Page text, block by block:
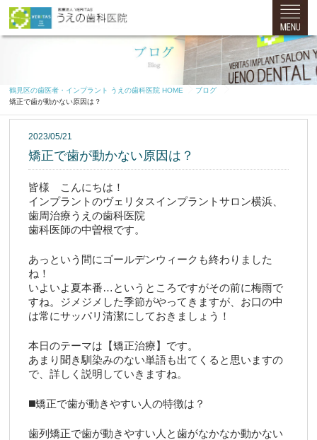
鶴見区の歯医者・インプラント うえの歯科医院 HOME
ブログ
矯正で歯が動かない原因は？
2023/05/21
矯正で歯が動かない原因は？
皆様　こんにちは！
インプラントのヴェリタスインプラントサロン横浜、
歯周治療うえの歯科医院
歯科医師の中曽根です。
あっという間にゴールデンウィークも終わりました
ね！
いよいよ夏本番…というところですがその前に梅雨で
すね。ジメジメした季節がやってきますが、お口の中
は常にサッパリ清潔にしておきましょう！
本日のテーマは【矯正治療】です。
あまり聞き馴染みのない単語も出てくると思いますの
で、詳しく説明していきますね。
◼️矯正で歯が動きやすい人の特徴は？
歯列矯正で歯が動きやすい人と歯がなかなか動かない